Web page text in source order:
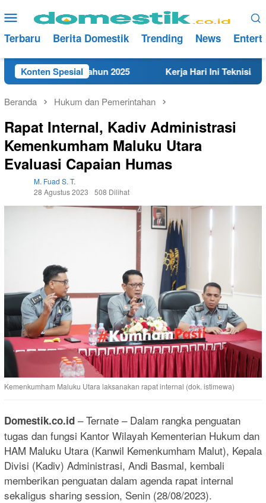
ke
konten
Menu
Mobile
Terbaru Berita Domestik Trending News
Konten Spesial
Rembang Tahun 2025 Kerja Hari Ini Teknisi/
Beranda Hukum dan Pemerintahan
Rapat Internal, Kadiv Administrasi
Kemenkumham Maluku Utara
Evaluasi Capaian Humas
M. Fuad S. T.
28 Agustus 2023
508 Dilihat
Kemenkumham Maluku Utara laksanakan rapat internal (dok. istimewa)
Domestik.co.id – Ternate – Dalam rangka penguatan
tugas dan fungsi Kantor Wilayah Kementerian Hukum dan
HAM Maluku Utara (Kanwil Kemenkumham Malut), Kepala
Divisi (Kadiv) Administrasi, Andi Basmal, kembali
memberikan penguatan dalam agenda rapat internal
sekaligus sharing session, Senin (28/08/2023).